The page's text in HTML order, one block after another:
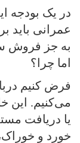
در یک بودجه
عمرانی باید
به جز فروش
اما چرا؟
فرض کنیم
می‌کنیم. این
یا دریافت
خورد و